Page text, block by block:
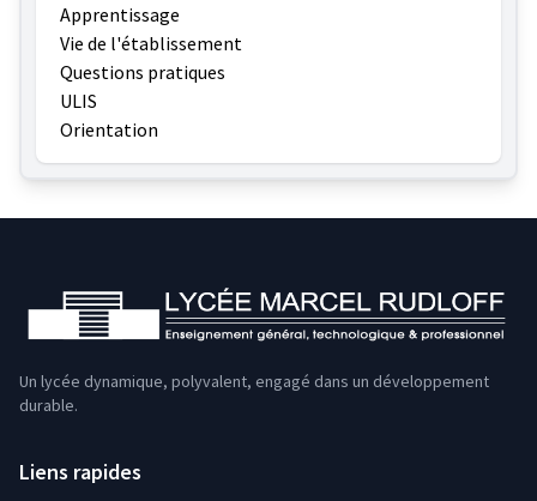
Apprentissage
Vie de l'établissement
Questions pratiques
ULIS
Orientation
Un lycée dynamique, polyvalent, engagé dans un développement
durable.
Liens rapides